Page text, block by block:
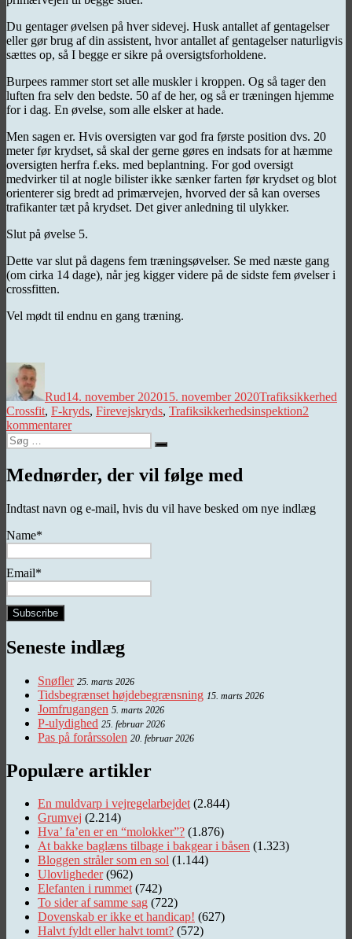
Du gentager øvelsen på hver sidevej. Husk antallet af gentagelser
eller gør brug af din assistent, hvor antallet af gentagelser naturligvis
sættes op, så I begge er sikre på oversigtsforholdene.
Burpees rammer stort set alle muskler i kroppen. Og så tager den
luften fra selv den bedste. 50 af de her, og så er træningen hjemme
for i dag. En øvelse, som alle elsker at hade.
Men sagen er. Hvis oversigten var god fra første position dvs. 20
meter før krydset, så skal der gerne gøres en indsats for at hæmme
oversigten herfra f.eks. med beplantning. For god oversigt
medvirker til at nogle bilister ikke sænker farten før krydset og blot
orienterer sig bredt ad primærvejen, hvorved der så kan overses
trafikanter tæt på krydset. Det giver anledning til ulykker.
Slut på øvelse 5.
Dette var slut på dagens fem træningsøvelser. Se med næste gang
(om cirka 14 dage), når jeg kigger videre på de sidste fem øvelser i
crossfitten.
Vel mødt til endnu en gang træning.
Rud14. november 202015. november 2020Trafiksikkerhed
Crossfit, F-kryds, Firevejskryds, Trafiksikkerhedsinspektion2
kommentarertil
Crossfit
–
del
1
Søg
efter:
Søg
Mednørder, der vil følge med
Indtast navn og e-mail, hvis du vil have besked om nye indlæg
Name*
Email*
Seneste indlæg
Snøfler 25. marts 2026
Tidsbegrænset højdebegrænsning 15. marts 2026
Jomfrugangen 5. marts 2026
P-ulydighed 25. februar 2026
Pas på forårssolen 20. februar 2026
Populære artikler
En muldvarp i vejregelarbejdet (2.844)
Grumvej (2.214)
Hva’ fa’en er en “molokker”? (1.876)
At bakke baglæns tilbage i bakgear i båsen (1.323)
Bloggen stråler som en sol (1.144)
Ulovligheder (962)
Elefanten i rummet (742)
To sider af samme sag (722)
Dovenskab er ikke et handicap! (627)
Halvt fyldt eller halvt tomt? (572)